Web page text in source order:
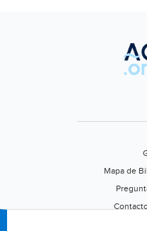
Mapa de